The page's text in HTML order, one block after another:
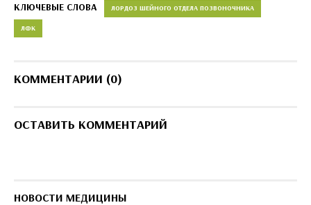
КЛЮЧЕВЫЕ СЛОВА ЛОРДОЗ ШЕЙНОГО ОТДЕЛА ПОЗВОНОЧНИКА
ЛФК
КОММЕНТАРИИ (0)
ОСТАВИТЬ КОММЕНТАРИЙ
НОВОСТИ МЕДИЦИНЫ